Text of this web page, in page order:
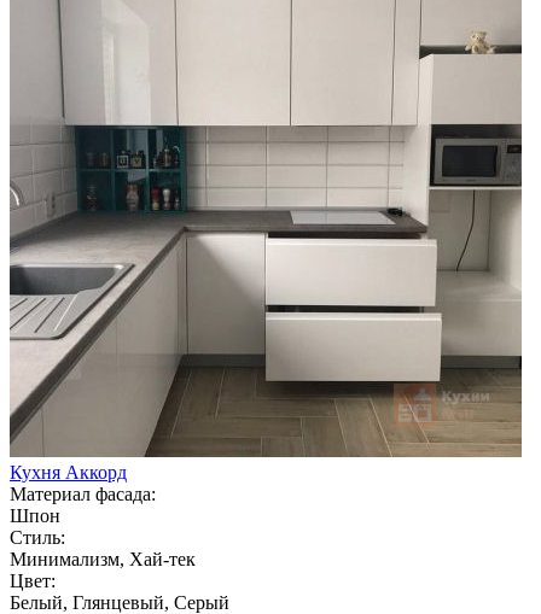
Кухня Аккорд
Материал фасада:
Шпон
Стиль:
Минимализм, Хай-тек
Цвет:
Белый, Глянцевый, Серый